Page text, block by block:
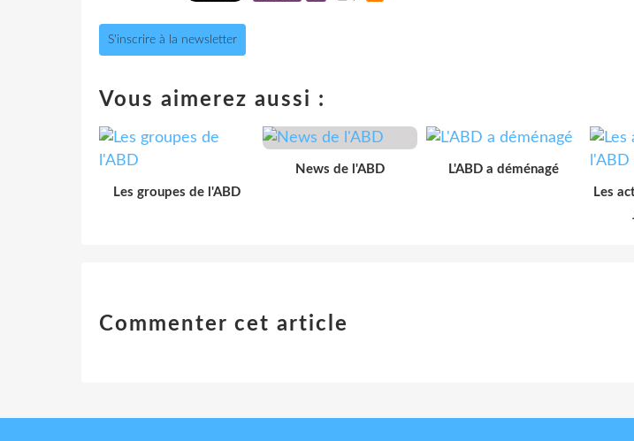
S'inscrire à la newsletter
Vous aimerez aussi :
Les groupes de l'ABD
News de l'ABD
L'ABD a déménagé
Les
Commenter cet article